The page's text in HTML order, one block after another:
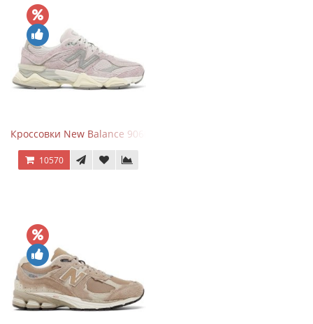
Кроссовки New Balance 9060 December Sky
10570